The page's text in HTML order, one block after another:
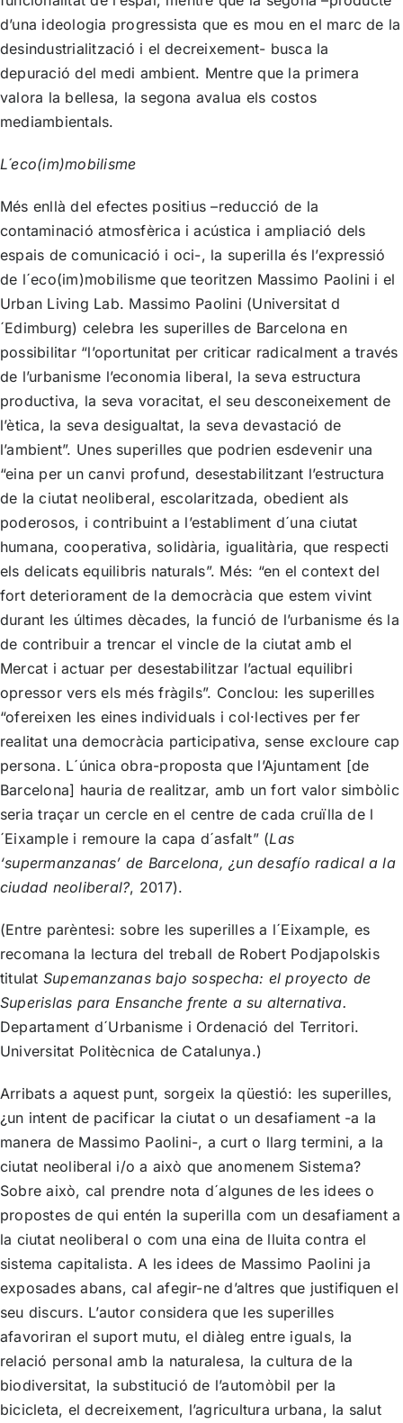
d’una ideologia progressista que es mou en el marc de la
desindustrialització i el decreixement- busca la
depuració del medi ambient. Mentre que la primera
valora la bellesa, la segona avalua els costos
mediambientals.
L´eco(im)mobilisme
Més enllà del efectes positius –reducció de la
contaminació atmosfèrica i acústica i ampliació dels
espais de comunicació i oci-, la superilla és l’expressió
de l´eco(im)mobilisme que teoritzen Massimo Paolini i el
Urban Living Lab. Massimo Paolini (Universitat d
´Edimburg) celebra les superilles de Barcelona en
possibilitar “l’oportunitat per criticar radicalment a través
de l’urbanisme l’economia liberal, la seva estructura
productiva, la seva voracitat, el seu desconeixement de
l’ètica, la seva desigualtat, la seva devastació de
l’ambient”. Unes superilles que podrien esdevenir una
“eina per un canvi profund, desestabilitzant l’estructura
de la ciutat neoliberal, escolaritzada, obedient als
poderosos, i contribuint a l’establiment d´una ciutat
humana, cooperativa, solidària, igualitària, que respecti
els delicats equilibris naturals”. Més: “en el context del
fort deteriorament de la democràcia que estem vivint
durant les últimes dècades, la funció de l’urbanisme és la
de contribuir a trencar el vincle de la ciutat amb el
Mercat i actuar per desestabilitzar l’actual equilibri
opressor vers els més fràgils”. Conclou: les superilles
“ofereixen les eines individuals i col·lectives per fer
realitat una democràcia participativa, sense excloure cap
persona. L´única obra-proposta que l’Ajuntament [de
Barcelona] hauria de realitzar, amb un fort valor simbòlic
seria traçar un cercle en el centre de cada cruïlla de l
´Eixample i remoure la capa d´asfalt” (Las
‘supermanzanas’ de Barcelona, ¿un desafío radical a la
ciudad neoliberal?, 2017).
(Entre parèntesi: sobre les superilles a l´Eixample, es
recomana la lectura del treball de Robert Podjapolskis
titulat Supemanzanas bajo sospecha: el proyecto de
Superislas para Ensanche frente a su alternativa.
Departament d´Urbanisme i Ordenació del Territori.
Universitat Politècnica de Catalunya.)
Arribats a aquest punt, sorgeix la qüestió: les superilles,
¿un intent de pacificar la ciutat o un desafiament -a la
manera de Massimo Paolini-, a curt o llarg termini, a la
ciutat neoliberal i/o a això que anomenem Sistema?
Sobre això, cal prendre nota d´algunes de les idees o
propostes de qui entén la superilla com un desafiament a
la ciutat neoliberal o com una eina de lluita contra el
sistema capitalista. A les idees de Massimo Paolini ja
exposades abans, cal afegir-ne d’altres que justifiquen el
seu discurs. L’autor considera que les superilles
afavoriran el suport mutu, el diàleg entre iguals, la
relació personal amb la naturalesa, la cultura de la
biodiversitat, la substitució de l’automòbil per la
bicicleta, el decreixement, l’agricultura urbana, la salut